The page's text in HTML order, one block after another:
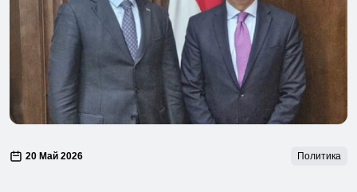
20 Май 2026 Политика